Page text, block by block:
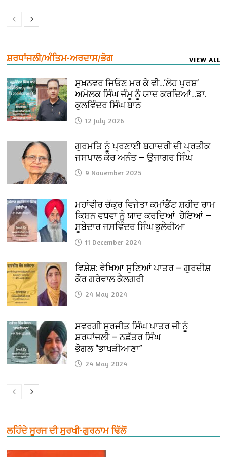
ਸ਼ਰਧਾਂਜਲੀ/ਅੰਤਿਮ-ਅਰਦਾਸ/ਭੋਗ VIEW ALL
ਸੁਖ਼ਨਵਰ ਜਿਓਣ ਮਰ ਕੇ ਵੀ…‘ਲੋਹ ਪੁਰਸ਼’
ਅਮੋਲਕ ਸਿੰਘ ਜੰਮੂ ਨੂੰ ਯਾਦ ਕਰਦਿਆਂ…ਡਾ.
ਕੁਲਵਿੰਦਰ ਸਿੰਘ ਬਾਠ
12 July 2026
ਗੁਰਮਤਿ ਨੂੰ ਪ੍ਰਣਾਈ ਬਹਾਦਰੀ ਦੀ ਪ੍ਰਤੀਕ
ਜਸਪਾਲ ਕੌਰ ਅਨੰਤ — ਉਜਾਗਰ ਸਿੰਘ
9 November 2025
ਮਹਾਂਵੀਰ ਚੱਕ੍ਰ ਵਿਜੇਤਾ ਕਮਾਂਡੈਂਟ ਸ਼ਹੀਦ ਰਾਮ
ਕਿਸ਼ਨ ਵਧਵਾ ਨੂੰ ਯਾਦ ਕਰਦਿਆਂ ਹੋਇਆਂ —
ਸੂਬੇਦਾਰ ਜਸਵਿੰਦਰ ਸਿੰਘ ਭੁਲੇਰੀਆ
11 December 2024
ਵਿਸ਼ੇਸ਼: ਵੇਖਿਆ ਸੁਣਿਆਂ ਪਾਤਰ — ਗੁਰਦੀਸ਼
ਕੌਰ ਗਰੇਵਾਲ ਕੈਲਗਰੀ
24 May 2024
ਸਵਰਗੀ ਸੁਰਜੀਤ ਸਿੰਘ ਪਾਤਰ ਜੀ ਨੂੰ
ਸ਼ਰਧਾਂਜਲੀ — ਨਛੱਤਰ ਸਿੰਘ
ਭੋਗਲ “ਭਾਖੜੀਆਣਾ”
24 May 2024
ਲਹਿੰਦੇ ਸੂਰਜ ਦੀ ਸੁਰਖੀ-ਗੁਰਨਾਮ ਢਿੱਲੋਂ